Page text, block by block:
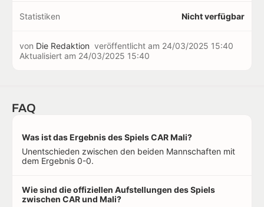
Statistiken Nicht verfügbar
von Die Redaktion veröffentlicht am 24/03/2025 15:40
Aktualisiert am 24/03/2025 15:40
FAQ
Was ist das Ergebnis des Spiels CAR Mali?
Unentschieden zwischen den beiden Mannschaften mit
dem Ergebnis 0-0.
Wie sind die offiziellen Aufstellungen des Spiels
zwischen CAR und Mali?